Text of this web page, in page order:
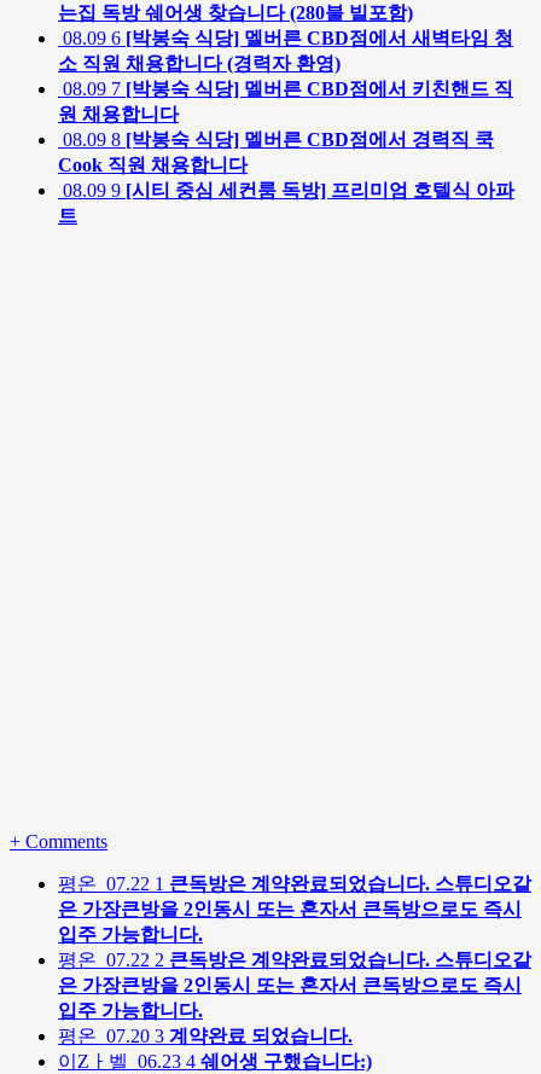
는집 독방 쉐어생 찾습니다 (280불 빌포함)
08.09 6 [박봉숙 식당] 멜버른 CBD점에서 새벽타임 청
소 직원 채용합니다 (경력자 환영)
08.09 7 [박봉숙 식당] 멜버른 CBD점에서 키친핸드 직
원 채용합니다
08.09 8 [박봉숙 식당] 멜버른 CBD점에서 경력직 쿡
Cook 직원 채용합니다
08.09 9 [시티 중심 세컨룸 독방] 프리미엄 호텔식 아파
트
+ Comments
평온 07.22 1 큰독방은 계약완료되었습니다. 스튜디오같
은 가장큰방을 2인동시 또는 혼자서 큰독방으로도 즉시
입주 가능합니다.
평온 07.22 2 큰독방은 계약완료되었습니다. 스튜디오같
은 가장큰방을 2인동시 또는 혼자서 큰독방으로도 즉시
입주 가능합니다.
평온 07.20 3 계약완료 되었습니다.
이Zㅏ벨 06.23 4 쉐어생 구했습니다:)